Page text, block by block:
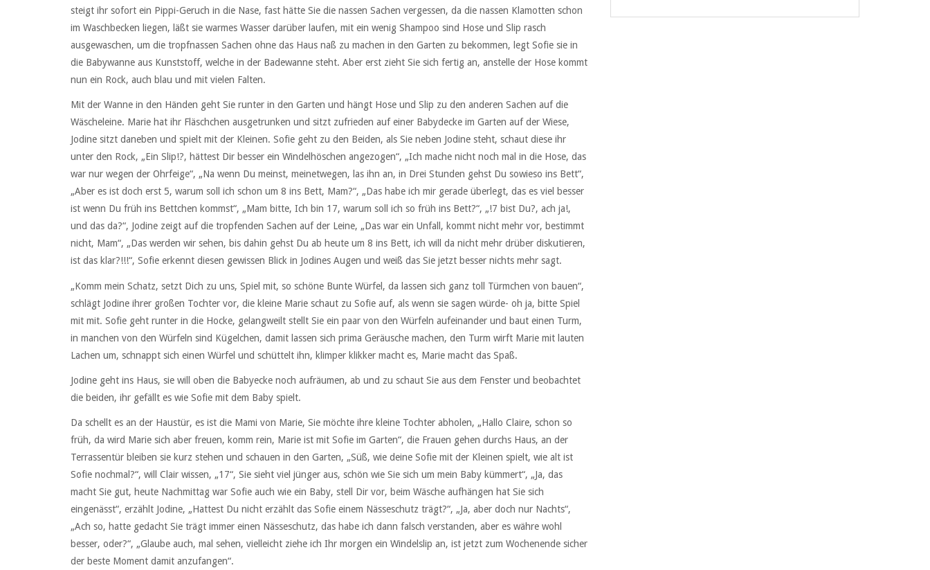
steigt ihr sofort ein Pippi-Geruch in die Nase, fast hätte Sie die nassen Sachen vergessen, da die nassen Klamotten schon
im Waschbecken liegen, läßt sie warmes Wasser darüber laufen, mit ein wenig Shampoo sind Hose und Slip rasch
ausgewaschen, um die tropfnassen Sachen ohne das Haus naß zu machen in den Garten zu bekommen, legt Sofie sie in
die Babywanne aus Kunststoff, welche in der Badewanne steht. Aber erst zieht Sie sich fertig an, anstelle der Hose kommt
nun ein Rock, auch blau und mit vielen Falten.
Mit der Wanne in den Händen geht Sie runter in den Garten und hängt Hose und Slip zu den anderen Sachen auf die
Wäscheleine. Marie hat ihr Fläschchen ausgetrunken und sitzt zufrieden auf einer Babydecke im Garten auf der Wiese,
Jodine sitzt daneben und spielt mit der Kleinen. Sofie geht zu den Beiden, als Sie neben Jodine steht, schaut diese ihr
unter den Rock, „Ein Slip!?, hättest Dir besser ein Windelhöschen angezogen“, „Ich mache nicht noch mal in die Hose, das
war nur wegen der Ohrfeige“, „Na wenn Du meinst, meinetwegen, las ihn an, in Drei Stunden gehst Du sowieso ins Bett“,
„Aber es ist doch erst 5, warum soll ich schon um 8 ins Bett, Mam?“, „Das habe ich mir gerade überlegt, das es viel besser
ist wenn Du früh ins Bettchen kommst“, „Mam bitte, Ich bin 17, warum soll ich so früh ins Bett?“, „!7 bist Du?, ach ja!,
und das da?“, Jodine zeigt auf die tropfenden Sachen auf der Leine, „Das war ein Unfall, kommt nicht mehr vor, bestimmt
nicht, Mam“, „Das werden wir sehen, bis dahin gehst Du ab heute um 8 ins Bett, ich will da nicht mehr drüber diskutieren,
ist das klar?!!!“, Sofie erkennt diesen gewissen Blick in Jodines Augen und weiß das Sie jetzt besser nichts mehr sagt.
„Komm mein Schatz, setzt Dich zu uns, Spiel mit, so schöne Bunte Würfel, da lassen sich ganz toll Türmchen von bauen“,
schlägt Jodine ihrer großen Tochter vor, die kleine Marie schaut zu Sofie auf, als wenn sie sagen würde- oh ja, bitte Spiel
mit mit. Sofie geht runter in die Hocke, gelangweilt stellt Sie ein paar von den Würfeln aufeinander und baut einen Turm,
in manchen von den Würfeln sind Kügelchen, damit lassen sich prima Geräusche machen, den Turm wirft Marie mit lauten
Lachen um, schnappt sich einen Würfel und schüttelt ihn, klimper klikker macht es, Marie macht das Spaß.
Jodine geht ins Haus, sie will oben die Babyecke noch aufräumen, ab und zu schaut Sie aus dem Fenster und beobachtet
die beiden, ihr gefällt es wie Sofie mit dem Baby spielt.
Da schellt es an der Haustür, es ist die Mami von Marie, Sie möchte ihre kleine Tochter abholen, „Hallo Claire, schon so
früh, da wird Marie sich aber freuen, komm rein, Marie ist mit Sofie im Garten“, die Frauen gehen durchs Haus, an der
Terrassentür bleiben sie kurz stehen und schauen in den Garten, „Süß, wie deine Sofie mit der Kleinen spielt, wie alt ist
Sofie nochmal?“, will Clair wissen, „17“, Sie sieht viel jünger aus, schön wie Sie sich um mein Baby kümmert“, „Ja, das
macht Sie gut, heute Nachmittag war Sofie auch wie ein Baby, stell Dir vor, beim Wäsche aufhängen hat Sie sich
eingenässt“, erzählt Jodine, „Hattest Du nicht erzählt das Sofie einem Nässeschutz trägt?“, „Ja, aber doch nur Nachts“,
„Ach so, hatte gedacht Sie trägt immer einen Nässeschutz, das habe ich dann falsch verstanden, aber es währe wohl
besser, oder?“, „Glaube auch, mal sehen, vielleicht ziehe ich Ihr morgen ein Windelslip an, ist jetzt zum Wochenende sicher
der beste Moment damit anzufangen“.